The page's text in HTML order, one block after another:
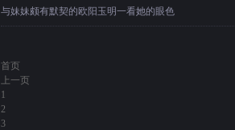
与妹妹颇有默契的欧阳玉明一看她的眼色
首页
上一页
1
2
3